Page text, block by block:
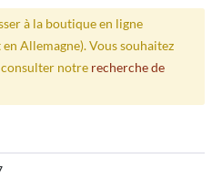
à la boutique en ligne
Allemagne). Vous souhaitez
consulter notre recherche de